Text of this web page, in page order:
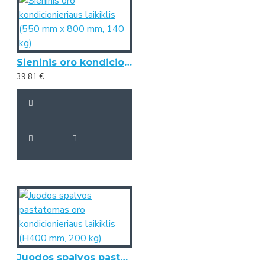
Sieninis oro kondicionieriaus laikiklis (550 mm x 800 mm, 140 kg)
39.81 €
Juodos spalvos pastatomas oro kondicionieriaus laikiklis (H400 mm, 200 kg)